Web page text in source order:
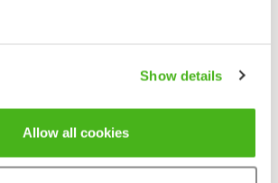
Show details
Allow all cookies
ovat kuitenkin hyvin suojattu,
siitepölyään vesiroiskeilta.
seuraavana kautena uusia